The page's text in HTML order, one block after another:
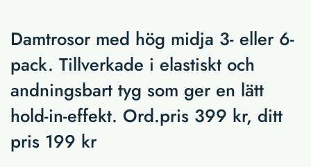
Damtrosor med hög midja 3- eller 6-
pack. Tillverkade i elastiskt och
andningsbart tyg som ger en lätt
hold-in-effekt. Ord.pris 399 kr, ditt
pris 199 kr